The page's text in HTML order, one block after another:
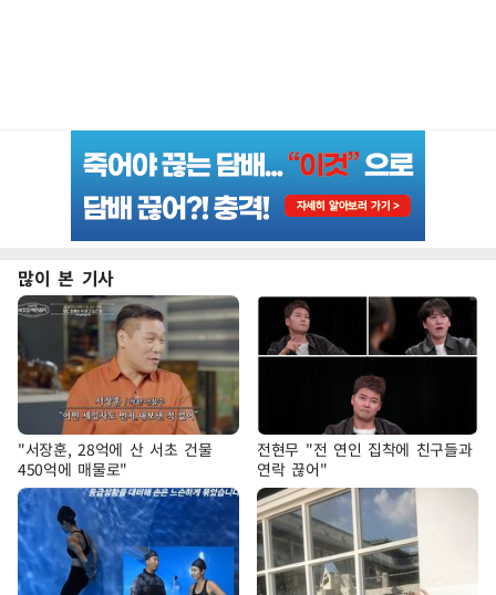
많이 본 기사
"서장훈, 28억에 산 서초 건물
450억에 매물로"
전현무 "전 연인 집착에 친구들과
연락 끊어"